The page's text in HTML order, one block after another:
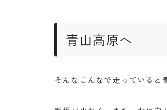
青山高原へ
そんなこんなで走っていると